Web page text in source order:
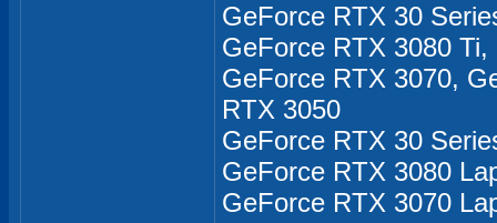
GeForce RTX 30
GeForce RTX 3080
GeForce RTX 3070,
RTX 3050
GeForce RTX 30
GeForce RTX 3080
GeForce RTX 3070